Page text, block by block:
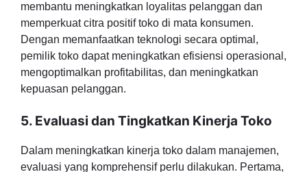
membantu meningkatkan loyalitas pelanggan dan
memperkuat citra positif toko di mata konsumen.
Dengan memanfaatkan teknologi secara optimal,
pemilik toko dapat meningkatkan efisiensi operasional,
mengoptimalkan profitabilitas, dan meningkatkan
kepuasan pelanggan.
5. Evaluasi dan Tingkatkan Kinerja Toko
Dalam meningkatkan kinerja toko dalam manajemen,
evaluasi yang komprehensif perlu dilakukan. Pertama,